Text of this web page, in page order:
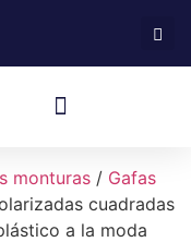
monturas / Gafas
cuadradas
a la moda